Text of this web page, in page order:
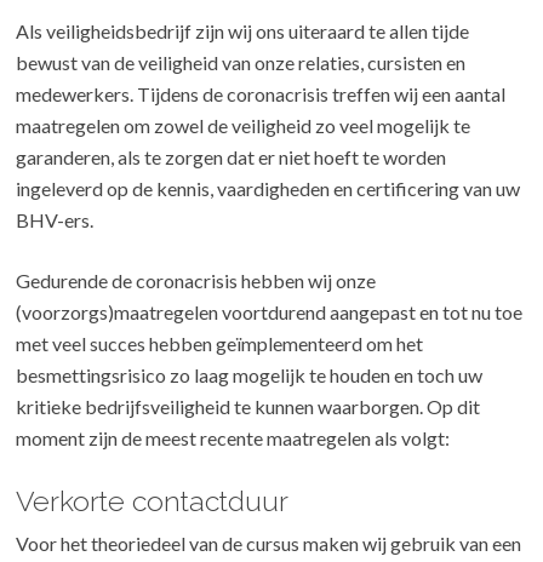
Als veiligheidsbedrijf zijn wij ons uiteraard te allen tijde
bewust van de veiligheid van onze relaties, cursisten en
medewerkers. Tijdens de coronacrisis treffen wij een aantal
maatregelen om zowel de veiligheid zo veel mogelijk te
garanderen, als te zorgen dat er niet hoeft te worden
ingeleverd op de kennis, vaardigheden en certificering van uw
BHV-ers.
Gedurende de coronacrisis hebben wij onze
(voorzorgs)maatregelen voortdurend aangepast en tot nu toe
met veel succes hebben geïmplementeerd om het
besmettingsrisico zo laag mogelijk te houden en toch uw
kritieke bedrijfsveiligheid te kunnen waarborgen. Op dit
moment zijn de meest recente maatregelen als volgt:
Verkorte contactduur
Voor het theoriedeel van de cursus maken wij gebruik van een